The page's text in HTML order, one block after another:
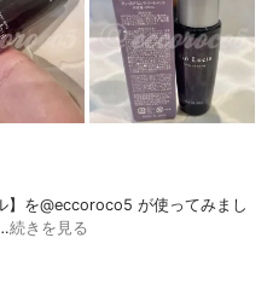
】を@eccoroco5 が使ってみまし
続きを見る